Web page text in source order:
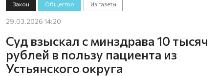
Закон Общество Из газеты
29.03.2026 14:20
Суд взыскал с минздрава 10 тысяч
рублей в пользу пациента из
Устьянского округа